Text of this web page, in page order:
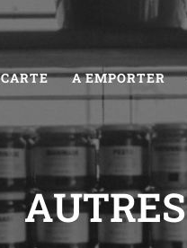
CARTE A EMPORTER
AUTRES